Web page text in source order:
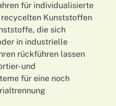
für individualisierte
Kunststoffen
die sich
in industrielle
rückführen lassen
und
für eine noch